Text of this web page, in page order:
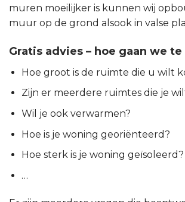
muren moeilijker is kunnen wij
muur op de grond alsook in valse
Gratis advies – hoe gaan we
Hoe groot is de ruimte die u wilt
Zijn er meerdere ruimtes die je
Wil je ook verwarmen?
Hoe is je woning georiënteerd?
Hoe sterk is je woning geïsoleerd?
…